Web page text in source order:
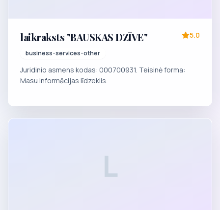
laikraksts "BAUSKAS DZĪVE"
business-services-other
5.0
Juridinio asmens kodas: 000700931. Teisinė forma:
Masu informācijas līdzeklis.
L